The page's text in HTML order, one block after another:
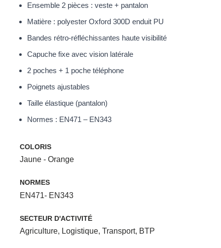
Ensemble 2 pièces : veste + pantalon
Matière : polyester Oxford 300D enduit PU
Bandes rétro-réfléchissantes haute visibilité
Capuche fixe avec vision latérale
2 poches + 1 poche téléphone
Poignets ajustables
Taille élastique (pantalon)
Normes : EN471 – EN343
COLORIS
Jaune - Orange
NORMES
EN471- EN343
SECTEUR D'ACTIVITÉ
Agriculture, Logistique, Transport, BTP